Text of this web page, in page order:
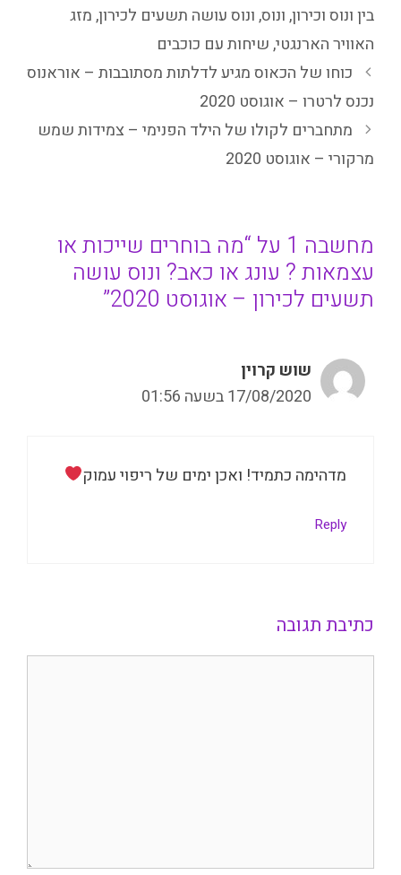
בין ונוס וכירון,ונוס,ונוס עושה תשעים לכירון,מזג
האוויר הארנגטי,שיחות עם כוכבים
כוחו של הכאוס מגיע לדלתות מסתובבות – אוראנוס
נכנס לרטרו – אוגוסט 2020
מתחברים לקולו של הילד הפנימי – צמידות שמש
מרקורי – אוגוסט 2020
מחשבה 1 על “מה בוחרים שייכות או
עצמאות ? עונג או כאב? ונוס עושה
תשעים לכירון – אוגוסט 2020”
שוש קרוין
17/08/2020 בשעה 01:56
מדהימה כתמיד! ואכן ימים של ריפוי עמוק
Reply
כתיבת תגובה